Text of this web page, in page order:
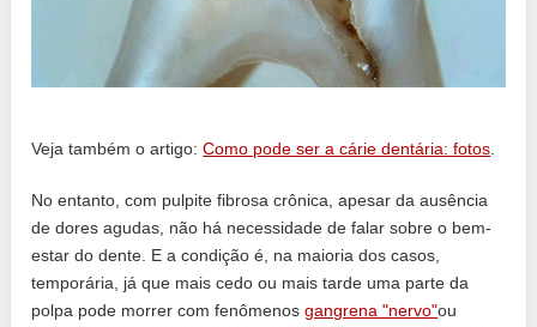
Veja também o artigo:Como pode ser a cárie dentária: fotos
No entanto, com pulpite fibrosa crônica, apesar da ausência
de dores agudas, não há necessidade de falar sobre o bem-
estar do dente. E a condição é, na maioria dos casos,
temporária, já que mais cedo ou mais tarde uma parte da
polpa pode morrer com fenômenosgangrena "nervo"ou